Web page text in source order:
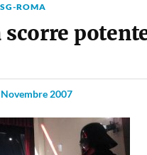
SG-ROMA
scorre
2007